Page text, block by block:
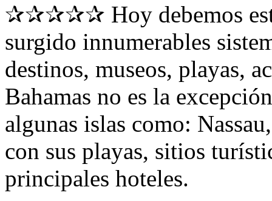
✰✰✰✰✰ Hoy debemos
surgido innumerables
destinos, museos, playas,
Bahamas no es la
algunas islas como:
con sus playas, sitios
principales hoteles.